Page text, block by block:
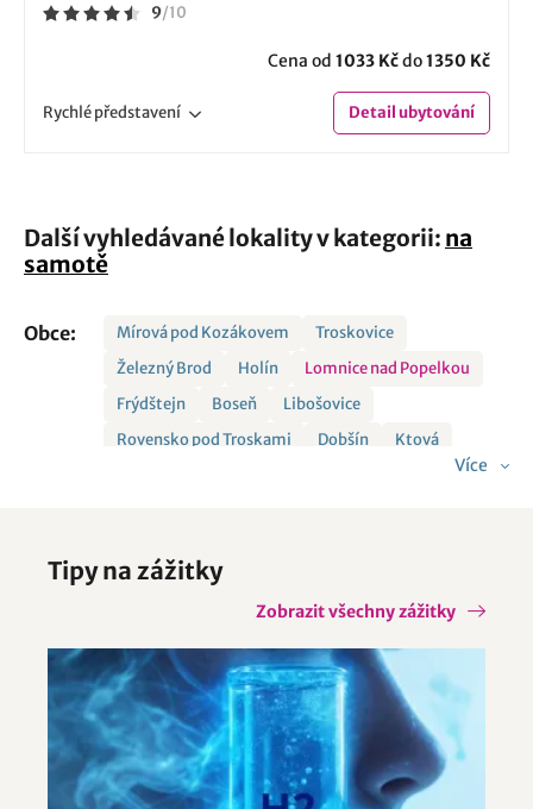
9/10
Cena od 1033 Kčdo1350 Kč
Rychlépředstavení Detailubytování
Další vyhledávané lokality v kategorii: na
samotě
Obce: Mírová pod Kozákovem
Troskovice
Železný Brod
Holín
Lomnice nad Popelkou
Frýdštejn
Boseň
Libošovice
Rovensko pod Troskami
Dobšín Ktová
Více
Tipy na zážitky
Zobrazit všechny zážitky